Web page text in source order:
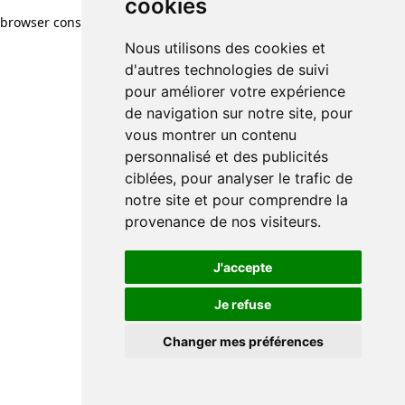
cookies
Nous utilisons des cookies et
d'autres technologies de suivi
pour améliorer votre expérience
de navigation sur notre site, pour
vous montrer un contenu
personnalisé et des publicités
ciblées, pour analyser le trafic de
notre site et pour comprendre la
provenance de nos visiteurs.
J'accepte
Je refuse
Changer mes préférences
browser console for more information)